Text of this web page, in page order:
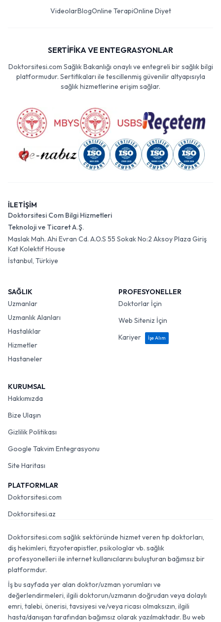
VideolarBlogOnline TerapiOnline Diyet
SERTİFİKA VE ENTEGRASYONLAR
Doktorsitesi.com Sağlık Bakanlığı onaylı ve entegreli bir sağlık bilgi
platformudur. Sertifikaları ile tescillenmiş güvenilir altyapısıyla
sağlık hizmetlerine erişim sağlar.
İLETİŞİM
Doktorsitesi Com Bilgi Hizmetleri
Teknoloji ve Ticaret A.Ş.
Maslak Mah. Ahi Evran Cd. A.O.S 55 Sokak No:2 Aksoy Plaza Giriş
Kat Kolektif House
İstanbul, Türkiye
SAĞLIK
Uzmanlar
Uzmanlık Alanları
Hastalıklar
Hizmetler
Hastaneler
PROFESYONELLER
Doktorlar İçin
Web Siteniz İçin
Kariyer
İşe Alım
KURUMSAL
Hakkımızda
Bize Ulaşın
Gizlilik Politikası
Google Takvim Entegrasyonu
Site Haritası
PLATFORMLAR
Doktorsitesi.com
Doktorsitesi.az
Doktorsitesi.com sağlık sektöründe hizmet veren tıp doktorları,
diş hekimleri, fizyoterapistler, psikologlar vb. sağlık
profesyonelleri ile internet kullanıcılarını buluşturan bağımsız bir
platformdur.
İş bu sayfada yer alan doktor/uzman yorumları ve
değerlendirmeleri, ilgili doktorun/uzmanın doğrudan veya dolaylı
emri, talebi, önerisi, tavsiyesi ve/veya ricası olmaksızın, ilgili
hasta/danışan tarafından bağımsız olarak yazılmaktadır. Bu web